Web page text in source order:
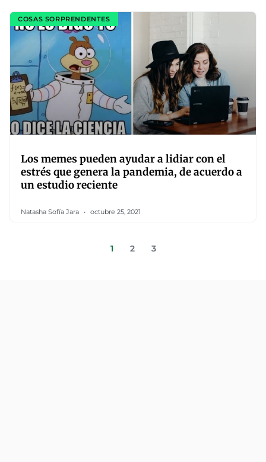
COSAS SORPRENDENTES
Los memes pueden ayudar a lidiar con el
estrés que genera la pandemia, de acuerdo a
un estudio reciente
Natasha Sofía Jara octubre 25, 2021
1 2 3